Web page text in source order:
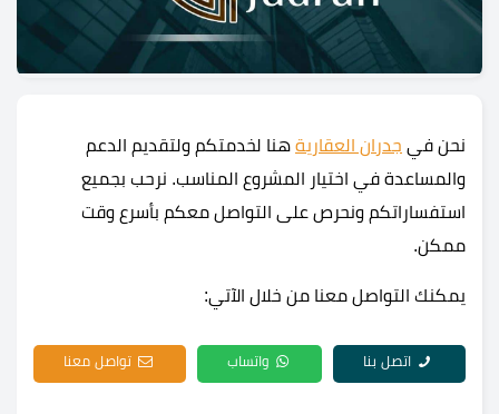
نحن في جدران العقارية هنا لخدمتكم ولتقديم الدعم
والمساعدة في اختيار المشروع المناسب. نرحب بجميع
استفساراتكم ونحرص على التواصل معكم بأسرع وقت
ممكن.
يمكنك التواصل معنا من خلال الآتي:
اتصل بنا واتساب تواصل معنا